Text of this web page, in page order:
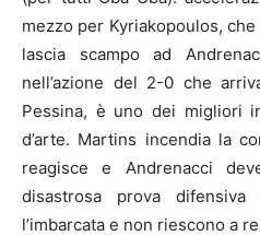
mezzo per Kyriakopoulos,
lascia scampo ad
nell’azione del 2-0 che
Pessina, è uno dei migliori
d’arte. Martins incendia la
reagisce e Andrenacci
disastrosa prova
l’imbarcata e non riescono a